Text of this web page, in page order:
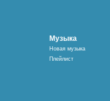
Музыка
Новая музыка
Плейлист